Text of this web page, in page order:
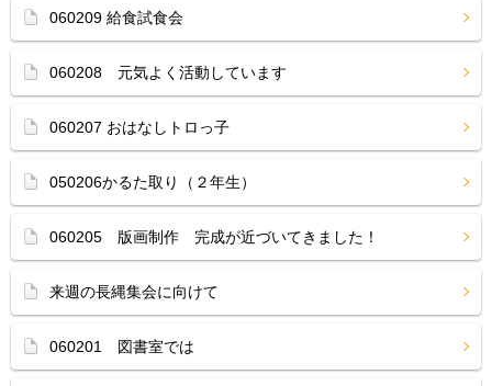
060209 給食試食会
060208 元気よく活動しています
060207 おはなしトロっ子
050206かるた取り（２年生）
060205 版画制作 完成が近づいてきました！
来週の長縄集会に向けて
060201 図書室では